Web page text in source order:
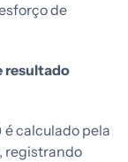
de
resultado
calculado pela
registrando